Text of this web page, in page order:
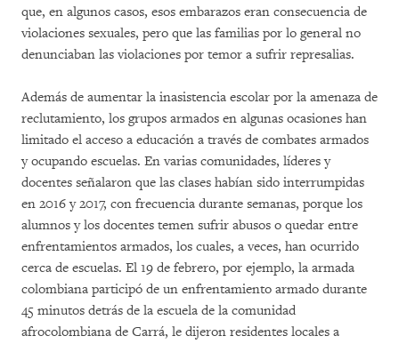
que, en algunos casos, esos embarazos eran consecuencia de
violaciones sexuales, pero que las familias por lo general no
denunciaban las violaciones por temor a sufrir represalias.
Además de aumentar la inasistencia escolar por la amenaza de
reclutamiento, los grupos armados en algunas ocasiones han
limitado el acceso a educación a través de combates armados
y ocupando escuelas. En varias comunidades, líderes y
docentes señalaron que las clases habían sido interrumpidas
en 2016 y 2017, con frecuencia durante semanas, porque los
alumnos y los docentes temen sufrir abusos o quedar entre
enfrentamientos armados, los cuales, a veces, han ocurrido
cerca de escuelas. El 19 de febrero, por ejemplo, la armada
colombiana participó de un enfrentamiento armado durante
45 minutos detrás de la escuela de la comunidad
afrocolombiana de Carrá, le dijeron residentes locales a